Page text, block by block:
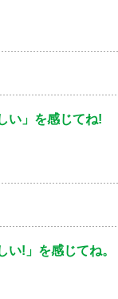
い」を感じてね!
!」を感じてね。